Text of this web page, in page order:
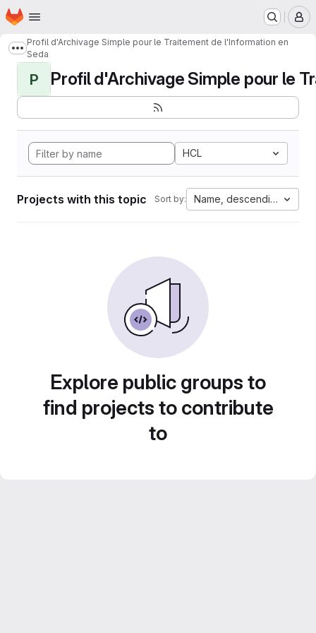
Skip to main content
Homepage
Show more breadcrumbs
Profil d'Archivage Simple pour le Traitement de l'Information en
Seda
P Profil d'Archivage Simple pour le
HCL
Projects with this topic Sort by: Name, descending
Explore public groups to
find projects to contribute
to